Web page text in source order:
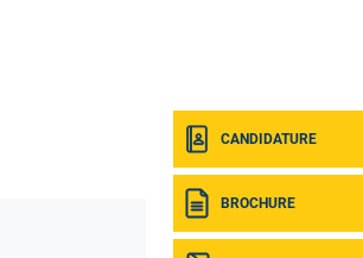
CANDIDATURE
BROCHURE